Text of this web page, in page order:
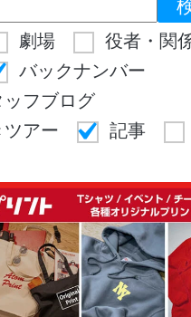
劇場
役者・関
バックナンバー
フブログ
アー
記事